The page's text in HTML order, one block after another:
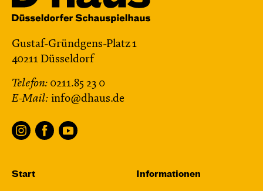
Gustaf-Gründgens-Platz 1
40211 Düsseldorf
Telefon: 0211.85 23 0
E-Mail: info@dhaus.de
Start Informationen